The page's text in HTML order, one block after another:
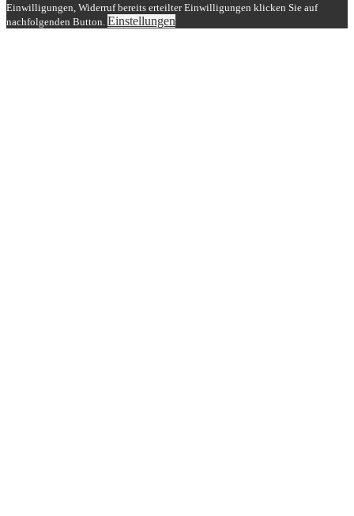
Einwilligungen, Widerruf bereits erteilter Einwilligungen klicken Sie auf
nachfolgenden Button. Einstellungen